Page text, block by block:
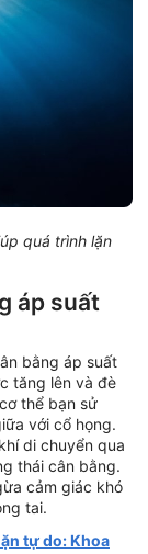
quá trình lặn
áp suất
bằng áp suất
tăng lên và đè
thể bạn sử
với cổ họng.
di chuyển qua
thái cân bằng.
cảm giác khó
tai.
tự do: Khoa